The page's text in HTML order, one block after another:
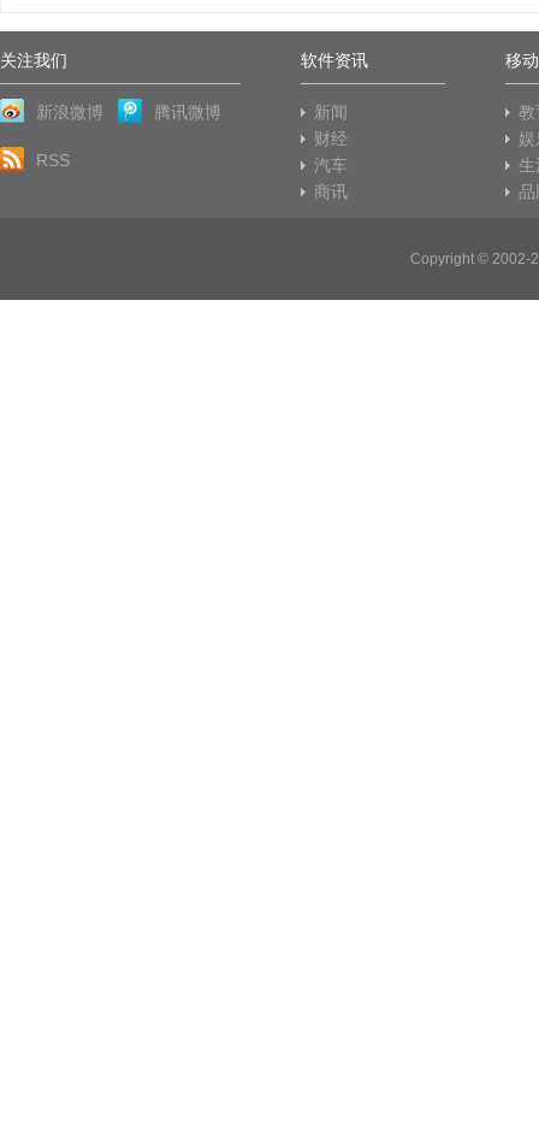
关注我们
新浪微博 腾讯微博
RSS
软件资讯
新闻
财经
汽车
商讯
移
教
娱
生
Copyright © 2002-